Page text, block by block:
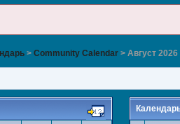
>Community Calendar > Август 2026